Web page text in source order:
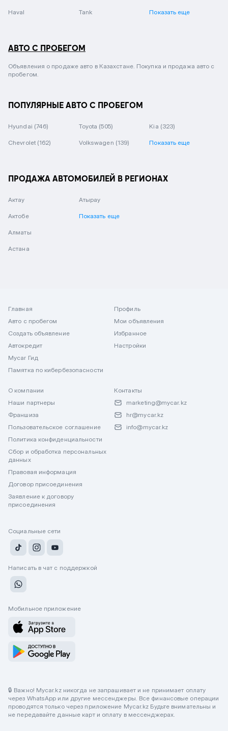
Haval Tank Показать еще
АВТО С ПРОБЕГОМ
Объявления о продаже авто в Казахстане. Покупка и продажа авто с
пробегом.
ПОПУЛЯРНЫЕ АВТО С ПРОБЕГОМ
Hyundai (746) Toyota (505) Kia (323)
Chevrolet (162) Volkswagen (139) Показать еще
ПРОДАЖА АВТОМОБИЛЕЙ В РЕГИОНАХ
Актау
Актобе
Алматы
Астана
Атырау
Показать еще
Главная
Авто с пробегом
Создать объявление
Автокредит
Mycar Гид
Памятка по кибербезопасности
Профиль
Мои объявления
Избранное
Настройки
О компании
Наши партнеры
Франшиза
Пользовательское соглашение
Политика конфиденциальности
Сбор и обработка персональных
данных
Правовая информация
Договор присоединения
Заявление к договору
присоединения
Контакты
marketing@mycar.kz
hr@mycar.kz
info@mycar.kz
Социальные сети
Написать в чат с поддержкой
Мобильное приложение
🔒 Важно! Mycar.kz никогда не запрашивает и не принимает оплату
через WhatsApp или другие мессенджеры. Все финансовые операции
проводятся только через приложение Mycar.kz Будьте внимательны и
не передавайте данные карт и оплату в мессенджерах.